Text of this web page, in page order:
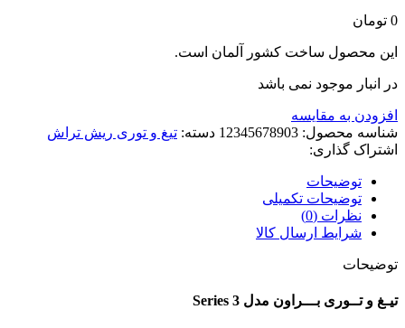
0 تومان
این محصول ساخت کشور آلمان است.
در انبار موجود نمی باشد
افزودن به مقایسه
شناسه محصول: 12345678903 دسته: تیغ و توری ریش تراش
اشتراک گذاری:
توضیحات
توضیحات تکمیلی
نظرات (0)
شرایط ارسال کالا
توضیحات
تیـغ و تــوری بـــراون مدل Series 3